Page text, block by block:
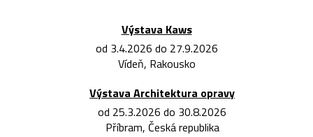
Výstava Kaws
od 3.4.2026 do 27.9.2026
Vídeň, Rakousko
Výstava Architektura opravy
od 25.3.2026 do 30.8.2026
Příbram, Česká republika